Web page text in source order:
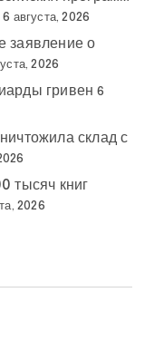
6 августа, 2026
заявление о
2026
гривен 6
склад с
тысяч книг
2026